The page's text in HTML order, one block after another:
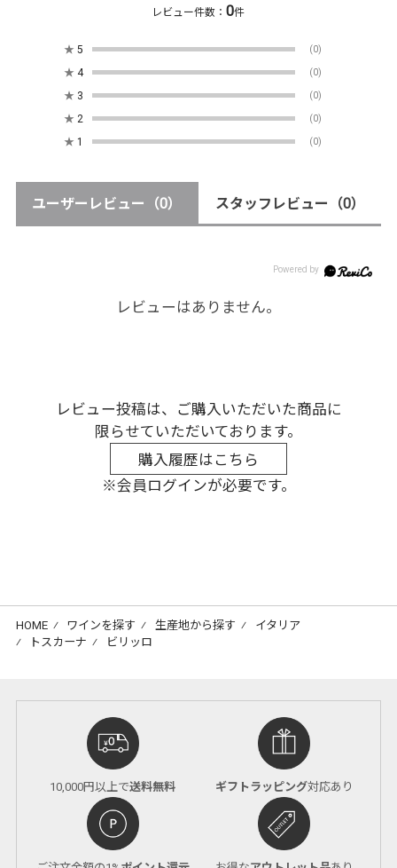
レビュー件数：0件
★ 5 (0)
★ 4 (0)
★ 3 (0)
★ 2 (0)
★ 1 (0)
ユーザーレビュー （0） スタッフレビュー （0）
レビューはありません。
レビュー投稿は、ご購入いただいた商品に
限らせていただいております。
購入履歴はこちら
※会員ログインが必要です。
HOME ⁄ ワインを探す ⁄ 生産地から探す ⁄ イタリア
⁄
トスカーナ ⁄ ビリッロ
10,000円以上で送料無料 ギフトラッピング対応あり